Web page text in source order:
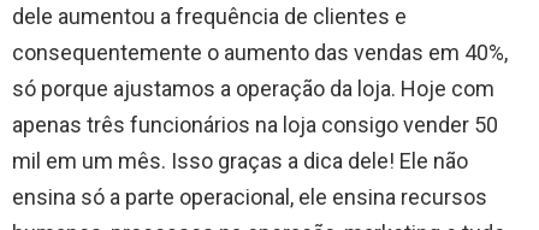
dele aumentou a frequência de clientes e
consequentemente o aumento das vendas em 40%,
só porque ajustamos a operação da loja. Hoje com
apenas três funcionários na loja consigo vender 50
mil em um mês. Isso graças a dica dele! Ele não
ensina só a parte operacional, ele ensina recursos